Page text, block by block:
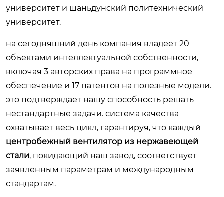
университет и шаньдунский политехнический
университет.
на сегодняшний день компания владеет 20
объектами интеллектуальной собственности,
включая 3 авторских права на программное
обеспечение и 17 патентов на полезные модели.
это подтверждает нашу способность решать
нестандартные задачи. система качества
охватывает весь цикл, гарантируя, что каждый
центробежный вентилятор из нержавеющей
стали, покидающий наш завод, соответствует
заявленным параметрам и международным
стандартам.